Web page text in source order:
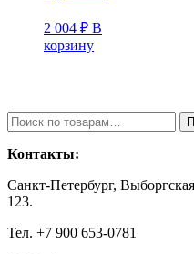
2 004 ₽ В
корзину
Искать:
Контакты:
Санкт-Петербург,
123.
Тел. +7 900 653-0781